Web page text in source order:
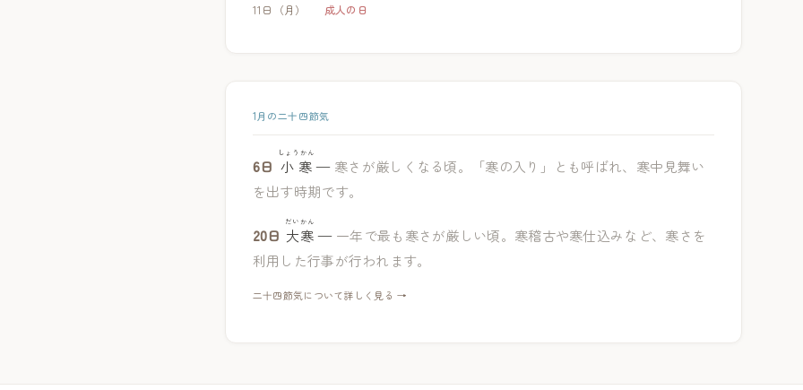
11日（月） 成人の日
1月の二十四節気
6日 小寒
しょうかん
— 寒さが厳しくなる頃。「寒の入り」とも呼ばれ、寒中見舞い
を出す時期です。
20日 大寒
だいかん
— 一年で最も寒さが厳しい頃。寒稽古や寒仕込みなど、寒さを
利用した行事が行われます。
二十四節気について詳しく見る →